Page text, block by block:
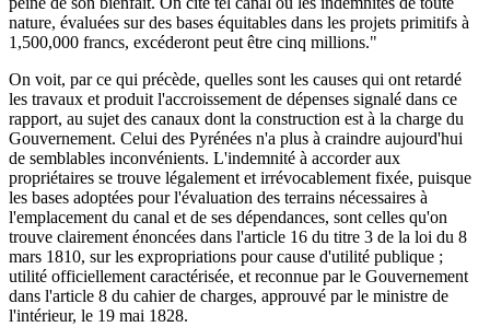
nature, évaluées sur des bases équitables dans les projets primitifs à
1,500,000 francs, excéderont peut être cinq millions."
On voit, par ce qui précède, quelles sont les causes qui ont retardé
les travaux et produit l'accroissement de dépenses signalé dans ce
rapport, au sujet des canaux dont la construction est à la charge du
Gouvernement. Celui des Pyrénées n'a plus à craindre aujourd'hui
de semblables inconvénients. L'indemnité à accorder aux
propriétaires se trouve légalement et irrévocablement fixée, puisque
les bases adoptées pour l'évaluation des terrains nécessaires à
l'emplacement du canal et de ses dépendances, sont celles qu'on
trouve clairement énoncées dans l'article 16 du titre 3 de la loi du 8
mars 1810, sur les expropriations pour cause d'utilité publique ;
utilité officiellement caractérisée, et reconnue par le Gouvernement
dans l'article 8 du cahier de charges, approuvé par le ministre de
l'intérieur, le 19 mai 1828.